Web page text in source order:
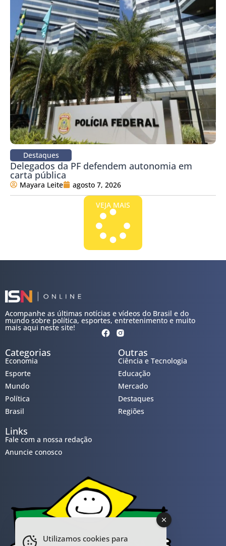
Destaques
Delegados da PF defendem autonomia em
carta pública
Mayara Leite agosto 7, 2026
VEJA MAIS
Acompanhe as últimas notícias e vídeos do Brasil e do
mundo sobre política, esportes, entretenimento e muito
mais aqui neste site!
Categorias
Economia
Esporte
Mundo
Política
Brasil
Outras
Ciência e Tecnologia
Educação
Mercado
Destaques
Regiões
Links
Fale com a nossa redação
Anuncie conosco
Utilizamos cookies para